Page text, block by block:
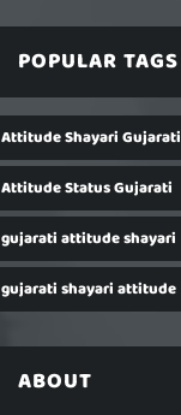
POPULAR TAGS
Attitude Shayari Gujarati
Attitude Status Gujarati
gujarati attitude shayari
gujarati shayari attitude
ABOUT